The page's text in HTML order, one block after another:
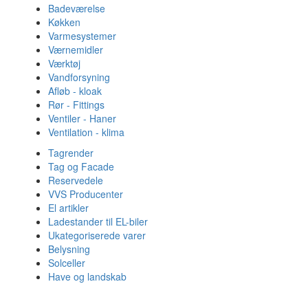
Badeværelse
Køkken
Varmesystemer
Værnemidler
Værktøj
Vandforsyning
Afløb - kloak
Rør - Fittings
Ventiler - Haner
Ventilation - klima
Tagrender
Tag og Facade
Reservedele
VVS Producenter
El artikler
Ladestander til EL-biler
Ukategoriserede varer
Belysning
Solceller
Have og landskab